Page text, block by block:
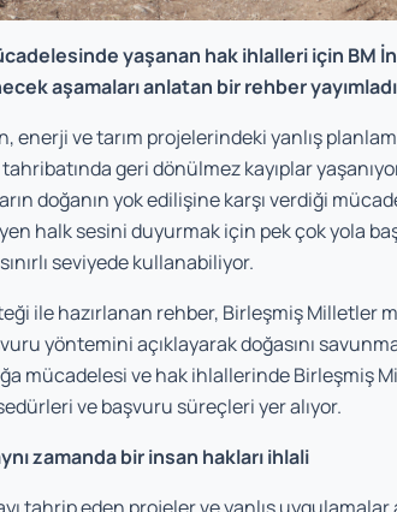
yaşanan hak ihlalleri için BM
aşamaları anlatan bir rehber
enerji ve tarım projelerindeki yanlış
geri dönülmez kayıplar
doğanın yok edilişine karşı verdiği
halk sesini duyurmak için pek çok yola
seviyede kullanabiliyor.
ile hazırlanan rehber, Birleşmiş Milletler
vuru yöntemini acıklayarak doğasını
mücadelesi ve hak ihlallerinde Birleşmiş
ve başvuru süreçleri yer alıyor.
zamanda bir insan hakları ihlali